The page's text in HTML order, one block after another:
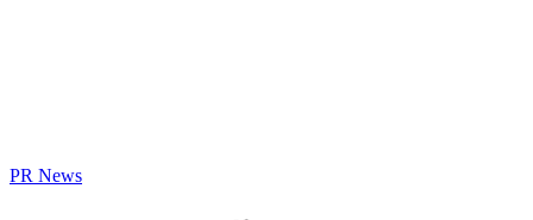
PR News